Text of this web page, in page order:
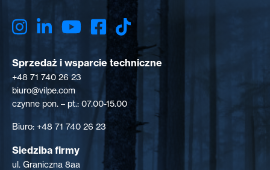
Sprzedaż i wsparcie techniczne
+48 71 740 26 23
biuro@vilpe.com
czynne pon. – pt.: 07.00-15.00
Biuro: +48 71 740 26 23
Siedziba firmy
ul. Graniczna 8aa